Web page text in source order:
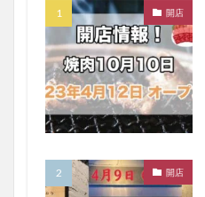
開店
開店